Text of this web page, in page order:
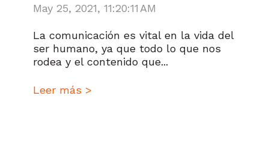
May 25, 2021, 11:20:11 AM
La comunicación es vital en la vida del
ser humano, ya que todo lo que nos
rodea y el contenido que...
Leer más >